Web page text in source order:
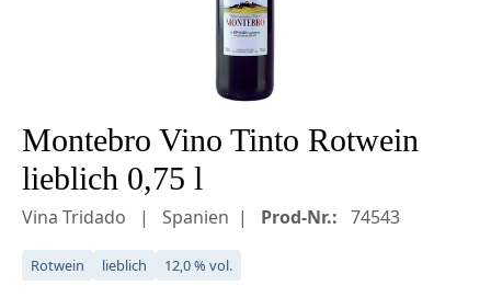
Montebro Vino Tinto Rotwein
lieblich 0,75 l
Vina Tridado Spanien Prod-Nr.: 74543
Rotwein lieblich 12,0 % vol.